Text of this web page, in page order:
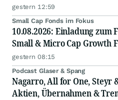
gestern 12:59
Small Cap Fonds im Fokus
10.08.2026: Einladung zum
Small & Micro Cap Growth
gestern 08:15
Podcast Glaser & Spang
Nagarro, All for One, Steyr
Aktien, Übernahmen &